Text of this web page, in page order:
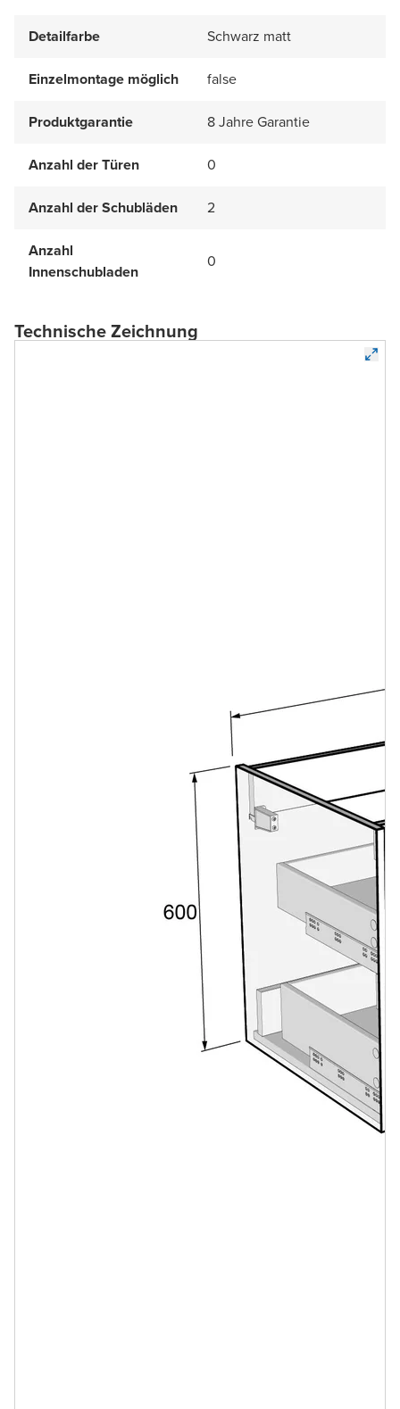
Detailfarbe Schwarz matt
Einzelmontage möglich false
Produktgarantie 8 Jahre Garantie
Anzahl der Türen 0
Anzahl der Schubläden 2
Anzahl
Innenschubladen
0
Technische Zeichnung